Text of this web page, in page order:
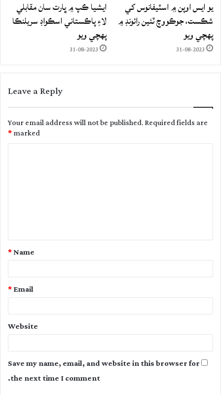
يو ايس اوپن ۾ اسٽيفانوس کي
شڪست، جوڪووچ ٽئين رائونڊ ۾
پهچي ويو
31-08-2023
ايشيا ڪپ ۾ ڀارت سان مقابلي
لاءِ پاڪستاني اسڪواڊ سريلنڪا
پهچي ويو
31-08-2023
Leave a Reply
Your email address will not be published.Required fields are
marked
*
t
Name
*
Email
*
Website
Save my name, email, and website in this browser for
the next time I comment.